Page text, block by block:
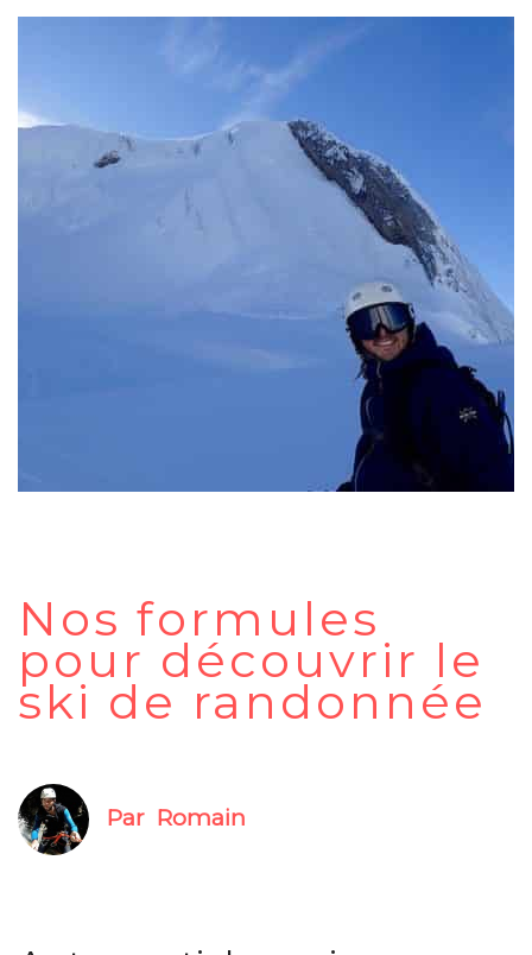
Nos formules
pour découvrir le
ski de randonnée
Par Romain